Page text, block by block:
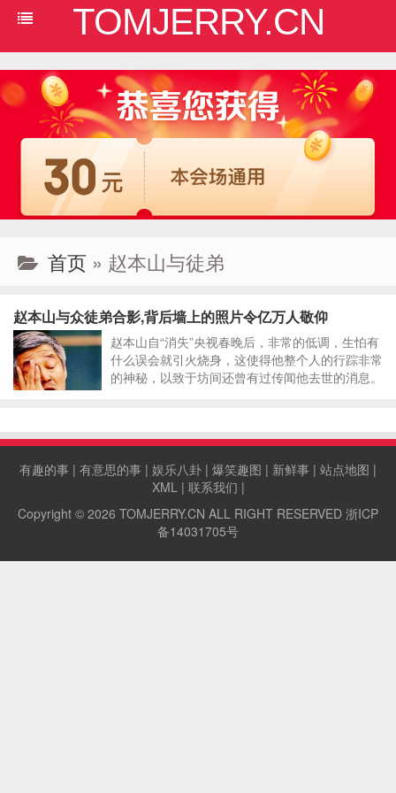
TOMJERRY.CN
首页 » 赵本山与徒弟
赵本山与众徒弟合影,背后墙上的照片令亿万人敬仰
赵本山自“消失”央视春晚后，非常的低调，生怕有
什么误会就引火烧身，这使得他整个人的行踪非常
的神秘，以致于坊间还曾有过传闻他去世的消息。
有趣的事 | 有意思的事 | 娱乐八卦 | 爆笑趣图 | 新鲜事 | 站点地图 |
XML| 联系我们 |
Copyright © 2026 TOMJERRY.CN ALL RIGHT RESERVED 浙ICP
备14031705号